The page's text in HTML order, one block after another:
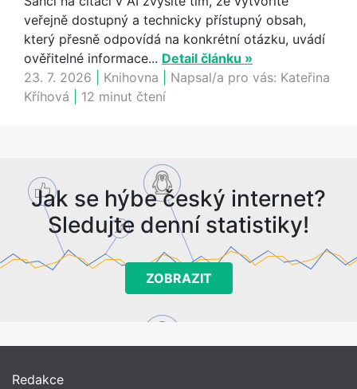
veřejně dostupný a technicky přístupný obsah,
který přesně odpovídá na konkrétní otázku, uvádí
ověřitelné informace... Detail článku »
23. 7. 2026
Knihovna Napsal/a pro vás: Kateřina
Kříhová
12 minut čtení
Jak se hýbe český internet?
Sledujte denní statistiky!
ZOBRAZIT
Redakce